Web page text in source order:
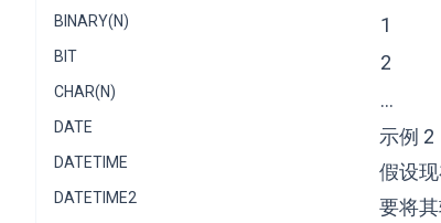
BINARY(N)
BIT
CHAR(N)
DATE
DATETIME
DATETIME2
1
2
…
示例 2
假设
要将